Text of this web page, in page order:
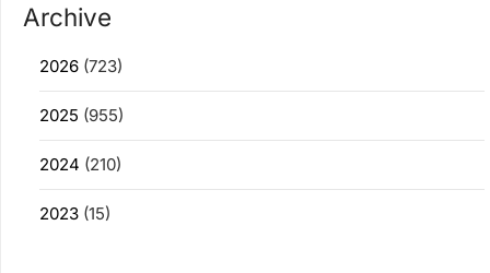
Archive
2026 (723)
2025 (955)
2024 (210)
2023 (15)